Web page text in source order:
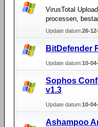
VirusTotal
processen,
Update datum:26-
BitDefender
Update datum:10-
Sophos
v1.3
Update datum:10-
Ashampoo